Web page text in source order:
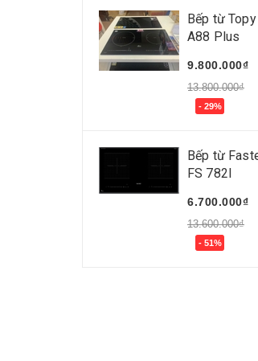
Bếp từ Topy
A88 Plus
9.800.000₫
13.800.000₫
- 29%
Bếp từ
FS 782I
6.700.000₫
13.600.000₫
- 51%